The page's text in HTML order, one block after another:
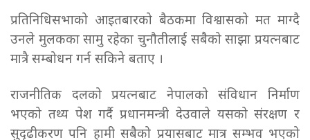
प्रतिनिधिसभाको आइतबारको बैठकमा विश्वासको मत माग्दै
उनले मुलकका सामु रहेका चुनौतीलाई सबैको साझा प्रयत्नबाट
मात्रै सम्बोधन गर्न सकिने बताए ।
राजनीतिक दलको प्रयत्नबाट नेपालको संविधान निर्माण
भएको तथ्य पेश गर्दै प्रधानमन्त्री देउवाले यसको संरक्षण र
सुदृढीकरण पनि हामी सबैको प्रयासबाट मात्र सम्भव भएको